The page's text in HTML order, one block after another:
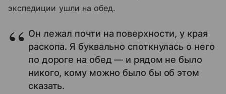
экспедиции ушли на обед.
Он лежал почти на поверхности, у края
раскопа. Я буквально споткнулась о него
по дороге на обед — и рядом не было
никого, кому можно было бы об этом
сказать.